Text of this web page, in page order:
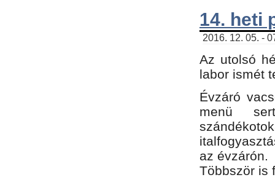
14. heti
2016. 12. 05. -
Az utolsó
labor ismét
Évzáró
menü
az évzárón.
Többször is